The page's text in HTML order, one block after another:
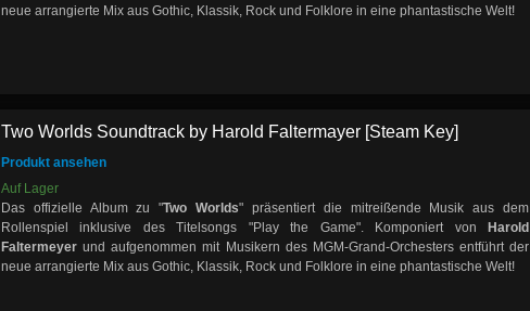
neue arrangierte Mix aus Gothic, Klassik, Rock und Folklore in eine phantastische Welt!
Two Worlds Soundtrack by Harold Faltermayer [Steam Key]
Produkt ansehen
Auf Lager
Das offizielle Album zu "Two Worlds" präsentiert die mitreißende Musik aus dem
Rollenspiel inklusive des Titelsongs "Play the Game". Komponiert von Harold
Faltermeyer und aufgenommen mit Musikern des MGM-Grand-Orchesters entführt der
neue arrangierte Mix aus Gothic, Klassik, Rock und Folklore in eine phantastische Welt!